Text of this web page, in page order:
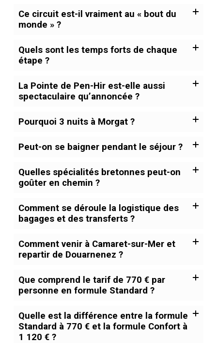
Ce circuit est-il vraiment au « bout du
monde » ?
Quels sont les temps forts de chaque
étape ?
La Pointe de Pen-Hir est-elle aussi
spectaculaire qu’annoncée ?
Pourquoi 3 nuits à Morgat ?
Peut-on se baigner pendant le séjour ?
Quelles spécialités bretonnes peut-on
goûter en chemin ?
Comment se déroule la logistique des
bagages et des transferts ?
Comment venir à Camaret-sur-Mer et
repartir de Douarnenez ?
Que comprend le tarif de 770 € par
personne en formule Standard ?
Quelle est la différence entre la formule
Standard à 770 € et la formule Confort à
1 120 € ?